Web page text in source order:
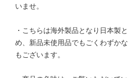
いませ。
・こちらは海外製品となり日本製
め、新品未使用品でもごくわずか
もございます。